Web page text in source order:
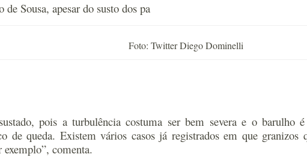
Sousa, apesar do susto dos pa
Foto: Twitter Diego Dominelli
pois a turbulência costuma ser bem severa e o
de queda. Existem vários casos já registrados em que
exemplo”, comenta.